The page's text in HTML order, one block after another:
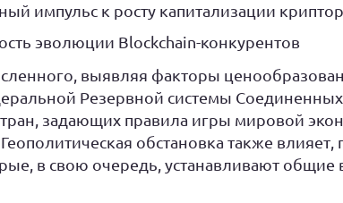
импульс к росту капитализации
эволюции Blockchain-конкурентов
выявляя факторы
Резервной системы Соединенных
задающих правила игры мировой
обстановка также
в свою очередь, устанавливают